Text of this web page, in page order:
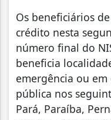
Os beneficiários
crédito nesta
número final do
beneficia
emergência ou
pública nos
Pará, Paraíba,